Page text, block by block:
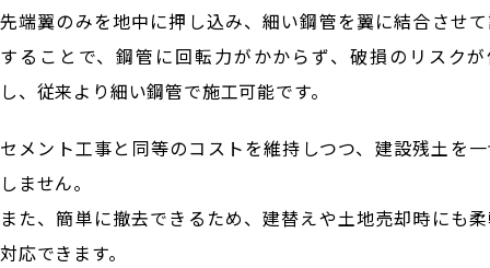
先端翼のみを地中に押し込み、細い鋼管を翼に結合させ
することで、鋼管に回転力がかからず、破損のリスク
し、従来より細い鋼管で施工可能です。
セメント工事と同等のコストを維持しつつ、建設残土を
しません。
また、簡単に撤去できるため、建替えや土地売却時にも
対応できます。